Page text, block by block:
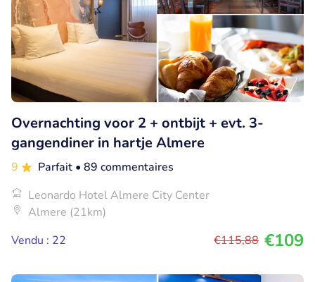
Overnachting voor 2 + ontbijt + evt. 3-
gangendiner in hartje Almere
9 Parfait • 89 commentaires
Leonardo Hotel Almere City Center
Almere (21km)
Vendu : 22
€115,88 €109